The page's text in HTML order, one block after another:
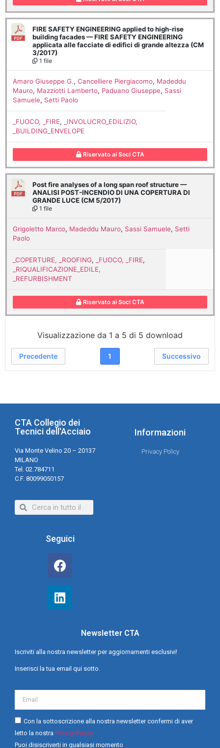
FIRE SAFETY ENGINEERING applied to high-rise
building facades — FIRE SAFETY ENGINEERING
applicata alle facciate di edifici di grande altezza (CM
3/2017)
1 file
Amaro Giuseppe G., Cancelliere Piergiacomo, Madeddu
Mauro, Mazziotti Lamberto, Paduano Giuseppe, Sassi
Samuele, Setti Paolo
_FUOCO, _FIRE,
_INVOLUCRO_EDILIZIO,
_BUILDING_ENVELOPE
Riservato ai Soci CTA
Post fire analyses of a long span roof structure —
ANALISI POST-INCENDIO DI UNA COPERTURA DI
GRANDE LUCE (CM 5/2017)
1 file
Grigoletto Marco, Madeddu Mauro, Sassi Samuele, Setti
Paolo
_COPERTURE, _ROOFING, _FUOCO, _FIRE,
_RIQUALIFICAZIONE_EDILE,
_REFURBISHMENT
Riservato ai Soci CTA
Visualizzazione da 1 a 5 di 5 download
Precedente 1 Successivo
CTA Collegio dei
Tecnici dell'Acciaio
Via Monte Velino 20 – 20137
MILANO
Tel. 02.784711
C.F. 80099050157
Informazioni
Privacy Policy
Seguici
Newsletter CTA
Iscriviti alla nostra newsletter per aggiornamenti esclusivi!
Inserisci la tua email qui sotto.
Con la sottoscrizione alla nostra newsletter confermi di aver
letto la nostra Privacy Policy
Puoi disiscriverti in qualsiasi momento